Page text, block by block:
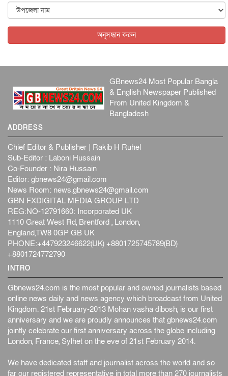
আন্তর্জাতিক ৫ আগস্ট, ২০২৬
অনুসন্ধান করুন
GBnews24 Most Popular Bangla
& English Newspaper Published
From United Kingdom &
Bangladesh
ADDRESS
Chief Editor & Publisher | Rakib H Ruhel
Sub-Editor : Laboni Hussain
Co-Founder : Nira Hussain
Editor: gbnews24@gmail.com
News Room: news.gbnews24@gmail.com
GBN FXDIGITAL MEDIA GROUP LTD
REG:NO-12791660: Incorporated UK
1110 Great West Rd, Brentford , London,
England,TW8 0GP GB UK
PHONE:+447923246622(UK) +8801725745789(BD)
+8801724772790
INTRO
Gbnews24.com is the most popular and owned journalists based
online news daily and news agency which broadcast from United
Kingdom. 21st February-2013 Mohan vasha dibosh, is our first
anniversary and we are proudly announces that gbnews24.com
jointly celebrate our first anniversary across the globe including
London, France, Sylhet on the eve of 21st February 2014.
We have dedicated staff and journalist across the world and so
far our registered representative in total more than 270 journalists